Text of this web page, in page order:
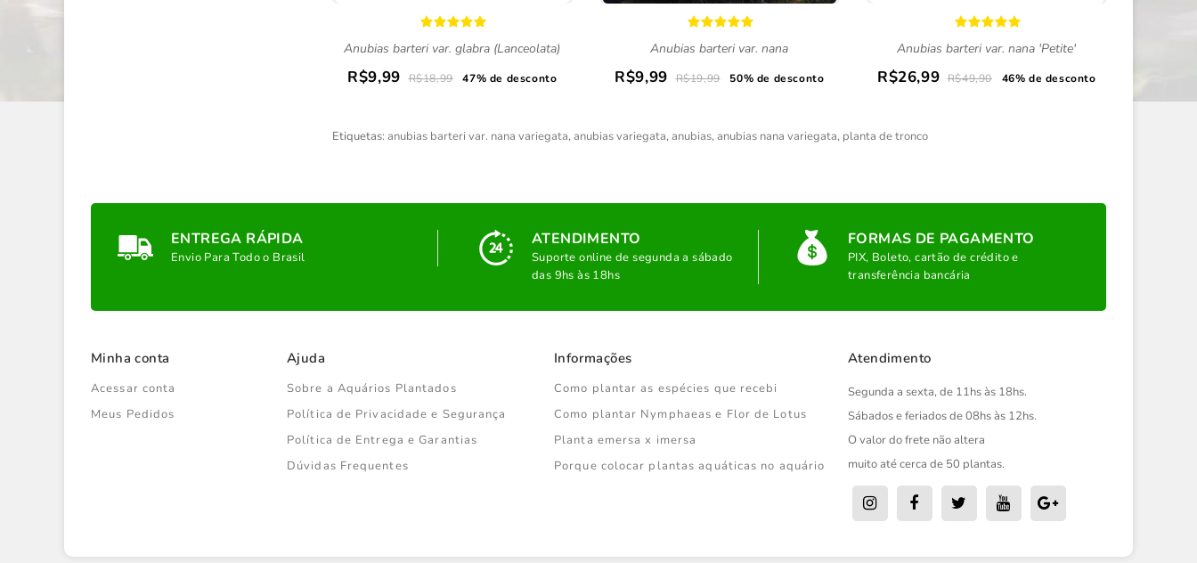
Anubias barteri var. glabra (Lanceolata)
R$9,99 R$18,99 47% de desconto
Anubias barteri var. nana
R$9,99 R$19,99 50% de desconto
Anubias barteri var. nana 'Petite'
R$26,99 R$49,90 46% de desconto
Etiquetas: anubias barteri var. nana variegata, anubias variegata, anubias, anubias nana variegata, planta de tronco
ENTREGA RÁPIDA
Envio Para Todo o Brasil
ATENDIMENTO
Suporte online de segunda a sábado
das 9hs às 18hs
FORMAS DE PAGAMENTO
PIX, Boleto, cartão de crédito e
transferência bancária
Minha conta
Acessar conta
Meus Pedidos
Ajuda
Sobre a Aquários Plantados
Política de Privacidade e Segurança
Política de Entrega e Garantias
Dúvidas Frequentes
Informações
Como plantar as espécies que recebi
Como plantar Nymphaeas e Flor de Lotus
Planta emersa x imersa
Porque colocar plantas aquáticas no aquário
Atendimento
Segunda a sexta, de 11hs às 18hs.
Sábados e feriados de 08hs às 12hs.
O valor do frete não altera
muito até cerca de 50 plantas.